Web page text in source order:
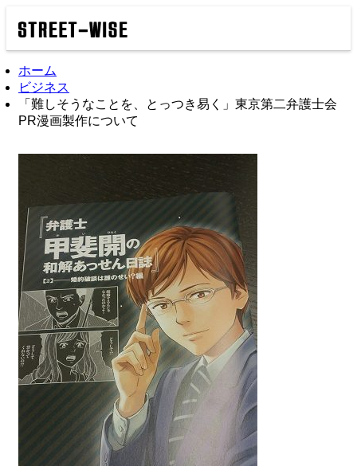
ホーム
ビジネス
「難しそうなことを、とっつき易く」東京第二弁護士会
PR漫画製作について